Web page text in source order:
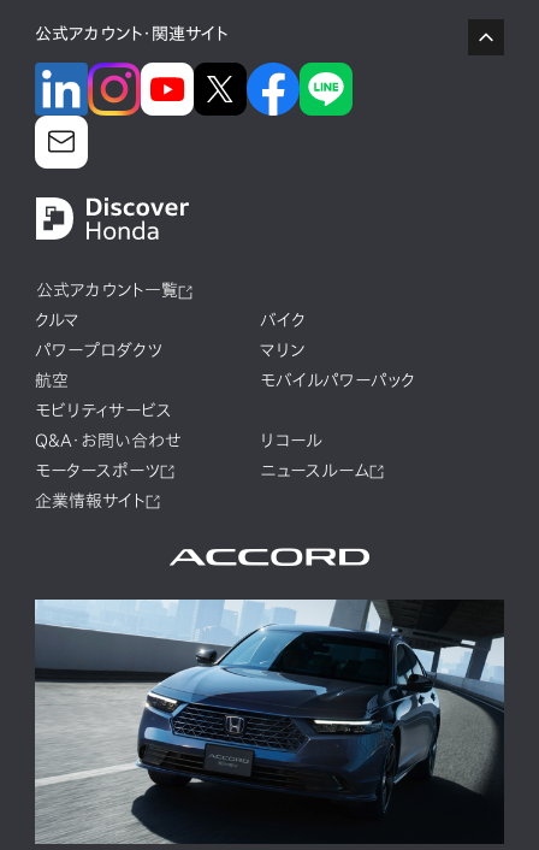
公式アカウント・関連サイト
公式アカウント一覧
クルマ
バイク
パワープロダクツ
マリン
航空
モバイルパワーパック
モビリティサービス
Q&A・お問い合わせ
リコール
モータースポーツ
ニュースルーム
企業情報サイト